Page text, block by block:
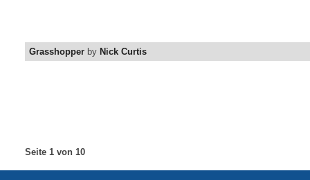
Grasshopper by Nick Curtis
Seite 1 von 10